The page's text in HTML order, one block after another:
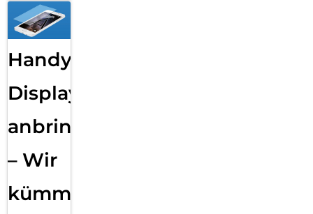
Handy
Displayfolie
anbringen
– Wir
kümmern